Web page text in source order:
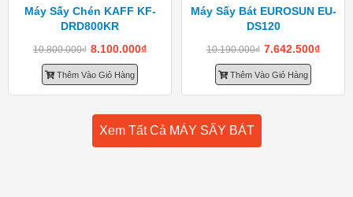
Máy Sấy Chén KAFF KF-
DRD800KR
10.800.000₫ 8.100.000₫
Thêm Vào Giỏ Hàng
Máy Sấy Bát EUROSUN EU-
DS120
10.190.000₫ 7.642.500₫
Thêm Vào Giỏ Hàng
Xem Tất Cả MÁY SẤY BÁT